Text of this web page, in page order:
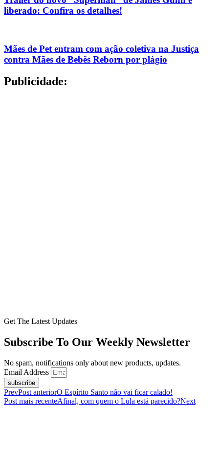
liberado: Confira os detalhes!
Mães de Pet entram com ação coletiva na Justiça
contra Mães de Bebês Reborn por plágio
Publicidade:
Get The Latest Updates
Subscribe To Our Weekly Newsletter
No spam, notifications only about new products, updates.
Email Address
subscribe
PrevPost anteriorO Espírito Santo não vai ficar calado!
Post mais recenteAfinal, com quem o Lula está parecido?Next